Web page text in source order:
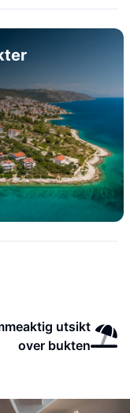
utsikt
over bukten